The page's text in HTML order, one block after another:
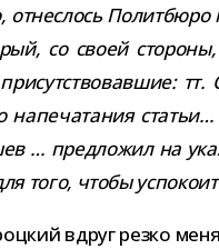
отнес­лось
со своей
напе­ча­та­ния
… пред­ло­жил на
того, чтобы
вдруг резко